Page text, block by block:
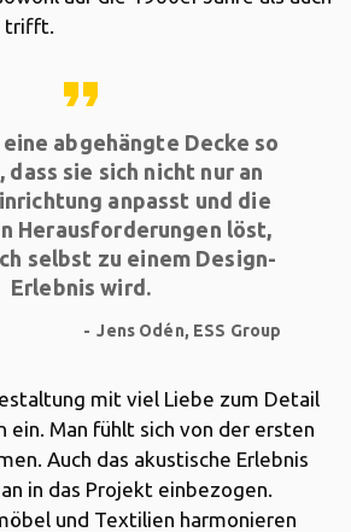
trifft.
format_quote
abgehängte Decke so
sie sich nicht nur an
anpasst und die
Herausforderungen löst,
selbst zu einem Design-
Erlebnis wird.
Jens Odén, ESS Group
mit viel Liebe zum Detail
ein. Man fühlt sich von der ers­ten
Auch das akustische Erlebnis
in das Projekt einbezogen.
und Textilien harmonieren